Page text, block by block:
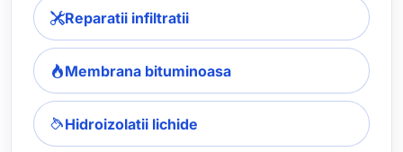
Reparatii infiltratii
Membrana bituminoasa
Hidroizolatii lichide